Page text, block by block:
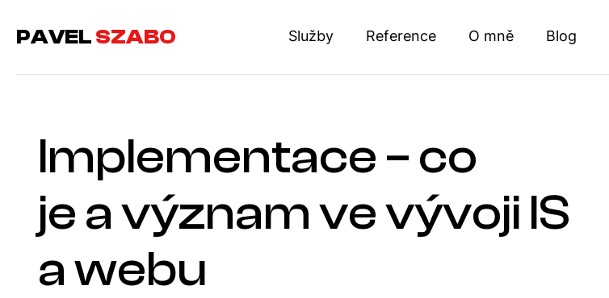
PAVEL SZABO Služby Reference O mně Blog
Implementace – co
je a význam ve vývoji IS
a webu